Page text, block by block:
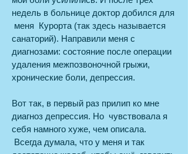
недель в больнице доктор добился для
меня Курорта (так здесь называется
санаторий). Направили меня с
диагнозами: состояние после операции
удаления межпозвоночной грыжи,
хронические боли, депрессия.
Вот так, в первый раз прилип ко мне
диагноз депрессия. Но чувствовала я
себя намного хуже, чем описала.
Всегда думала, что у меня и так